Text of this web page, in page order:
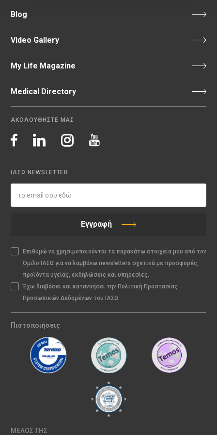
Blog
Video Gallery
My Life Magazine
Medical Directory
ΑΚΟΛΟΥΘΗΣΤΕ ΜΑΣ
ΙΑΣΩ NEWSLETTER
Εγγραφή
Επιθυμώ να χρησιμοποιούνται τα παρακάτω στοιχεία μου από τον
Όμιλο ΙΑΣΩ για να λαμβάνω newsletters σχετικά με προσφορές,
προϊόντα υγείας, εκδηλώσεις και υπηρεσίες.
Έχω διαβάσει και κατανοήσει την Πολιτική Προστασίας
Προσωπικών Δεδομένων του ΙΑΣΩ
Πιστοποιήσεις
ΜΕΛΟΣ ΤΗΣ